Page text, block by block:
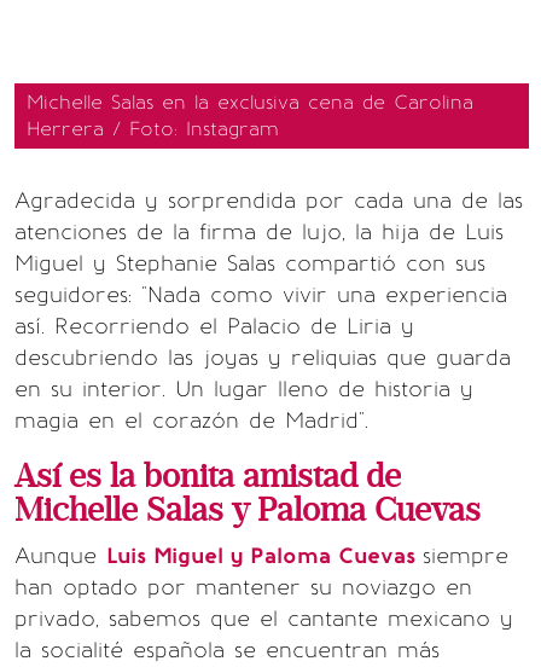
Michelle Salas en la exclusiva cena de Carolina
Herrera / Foto: Instagram
Agradecida y sorprendida por cada una de las
atenciones de la firma de lujo, la hija de Luis
Miguel y Stephanie Salas compartió con sus
seguidores: "Nada como vivir una experiencia
así. Recorriendo el Palacio de Liria y
descubriendo las joyas y reliquias que guarda
en su interior. Un lugar lleno de historia y
magia en el corazón de Madrid".
Así es la bonita amistad de
Michelle Salas y Paloma Cuevas
Aunque Luis Miguel y Paloma Cuevas siempre
han optado por mantener su noviazgo en
privado, sabemos que el cantante mexicano y
la socialité española se encuentran más